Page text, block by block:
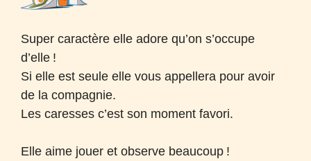
Super caractère elle adore qu’on s’occupe
d’elle !
Si elle est seule elle vous appellera pour avoir
de la compagnie.
Les caresses c’est son moment favori.
Elle aime jouer et observe beaucoup !